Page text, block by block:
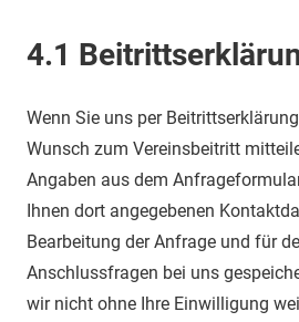
4.1
Wenn Sie uns per
Wunsch zum Vereinsbeitritt
Angaben aus dem
Ihnen dort angegebenen
Bearbeitung der Anfrage und für
Anschlussfragen bei uns
wir nicht ohne Ihre Einwilligung